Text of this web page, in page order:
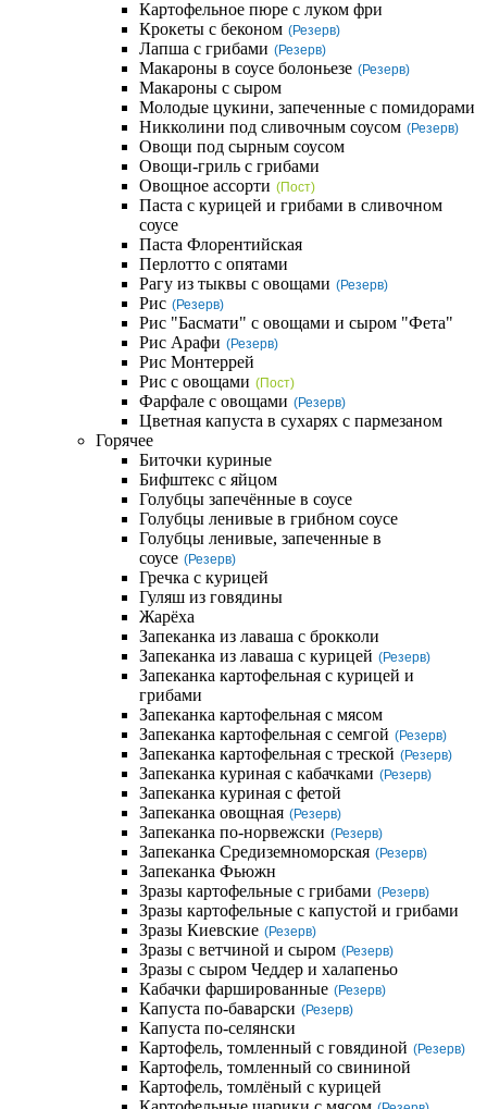
Картофельное пюре с луком фри
Крокеты с беконом (Резерв)
Лапша с грибами (Резерв)
Макароны в соусе болоньезе (Резерв)
Макароны с сыром
Молодые цукини, запеченные с помидорами
Никколини под сливочным соусом (Резерв)
Овощи под сырным соусом
Овощи-гриль с грибами
Овощное ассорти (Пост)
Паста с курицей и грибами в сливочном
соусе
Паста Флорентийская
Перлотто с опятами
Рагу из тыквы с овощами (Резерв)
Рис (Резерв)
Рис "Басмати" с овощами и сыром "Фета"
Рис Арафи (Резерв)
Рис Монтеррей
Рис с овощами (Пост)
Фарфале с овощами (Резерв)
Цветная капуста в сухарях с пармезаном
Горячее
Биточки куриные
Бифштекс с яйцом
Голубцы запечённые в соусе
Голубцы ленивые в грибном соусе
Голубцы ленивые, запеченные в
соусе (Резерв)
Гречка с курицей
Гуляш из говядины
Жарёха
Запеканка из лаваша с брокколи
Запеканка из лаваша с курицей (Резерв)
Запеканка картофельная с курицей и
грибами
Запеканка картофельная с мясом
Запеканка картофельная с семгой (Резерв)
Запеканка картофельная с треской (Резерв)
Запеканка куриная с кабачками (Резерв)
Запеканка куриная с фетой
Запеканка овощная (Резерв)
Запеканка по-норвежски (Резерв)
Запеканка Средиземноморская (Резерв)
Запеканка Фьюжн
Зразы картофельные с грибами (Резерв)
Зразы картофельные с капустой и грибами
Зразы Киевские (Резерв)
Зразы с ветчиной и сыром (Резерв)
Зразы с сыром Чеддер и халапеньо
Кабачки фаршированные (Резерв)
Капуста по-баварски (Резерв)
Капуста по-селянски
Картофель, томленный с говядиной (Резерв)
Картофель, томленный со свининой
Картофель, томлёный с курицей